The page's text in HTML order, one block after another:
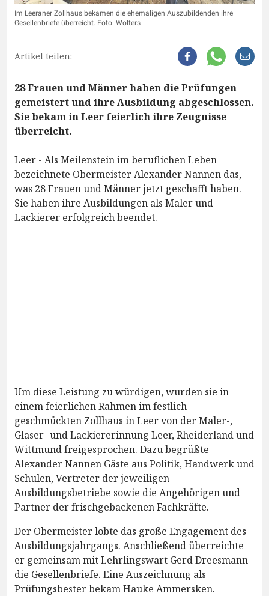
Im Leeraner Zollhaus bekamen die ehemaligen Auszubildenden ihre
Gesellenbriefe überreicht. Foto: Wolters
Artikel teilen:
28 Frauen und Männer haben die Prüfungen
gemeistert und ihre Ausbildung abgeschlossen.
Sie bekam in Leer feierlich ihre Zeugnisse
überreicht.
Leer - Als Meilenstein im beruflichen Leben
bezeichnete Obermeister Alexander Nannen das,
was 28 Frauen und Männer jetzt geschafft haben.
Sie haben ihre Ausbildungen als Maler und
Lackierer erfolgreich beendet.
Um diese Leistung zu würdigen, wurden sie in
einem feierlichen Rahmen im festlich
geschmückten Zollhaus in Leer von der Maler-,
Glaser- und Lackiererinnung Leer, Rheiderland und
Wittmund freigesprochen. Dazu begrüßte
Alexander Nannen Gäste aus Politik, Handwerk und
Schulen, Vertreter der jeweiligen
Ausbildungsbetriebe sowie die Angehörigen und
Partner der frischgebackenen Fachkräfte.
Der Obermeister lobte das große Engagement des
Ausbildungsjahrgangs. Anschließend überreichte
er gemeinsam mit Lehrlingswart Gerd Dreesmann
die Gesellenbriefe. Eine Auszeichnung als
Prüfungsbester bekam Hauke Ammersken.